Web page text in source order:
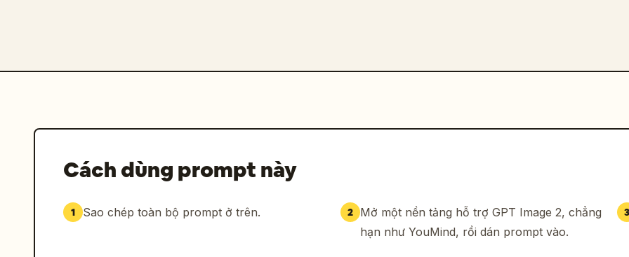
Cách dùng prompt này
1 Sao chép toàn bộ prompt ở trên. 2 Mở một nền tảng hỗ trợ GPT Image 2, chẳng
hạn như YouMind, rồi dán prompt vào.
3